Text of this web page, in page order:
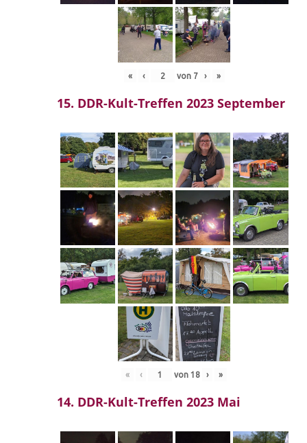
« ‹ von 7 › »
15. DDR-Kult-Treffen 2023 September
« ‹ von 18 › »
14. DDR-Kult-Treffen 2023 Mai